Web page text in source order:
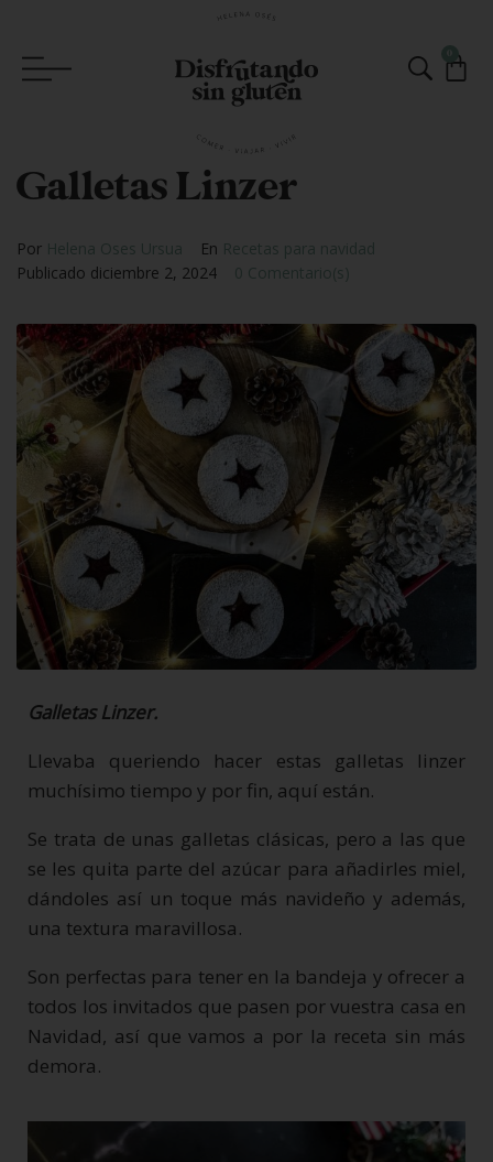
Galletas Linzer
Por Helena Oses Ursua En Recetas para navidad
Publicado diciembre 2, 2024 0 Comentario(s)
Galletas Linzer.
Llevaba queriendo hacer estas galletas linzer
muchísimo tiempo y por fin, aquí están.
Se trata de unas galletas clásicas, pero a las que
se les quita parte del azúcar para añadirles miel,
dándoles así un toque más navideño y además,
una textura maravillosa.
Son perfectas para tener en la bandeja y ofrecer a
todos los invitados que pasen por vuestra casa en
Navidad, así que vamos a por la receta sin más
demora.